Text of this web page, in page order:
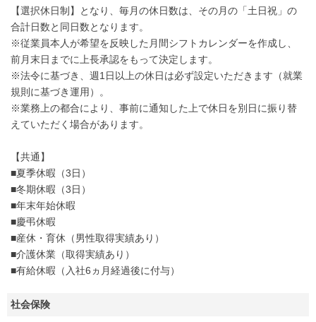
【選択休日制】となり、毎月の休日数は、その月の「土日祝」の
合計日数と同日数となります。
※従業員本人が希望を反映した月間シフトカレンダーを作成し、
前月末日までに上長承認をもって決定します。
※法令に基づき、週1日以上の休日は必ず設定いただきます（就業
規則に基づき運用）。
※業務上の都合により、事前に通知した上で休日を別日に振り替
えていただく場合があります。
【共通】
■夏季休暇（3日）
■冬期休暇（3日）
■年末年始休暇
■慶弔休暇
■産休・育休（男性取得実績あり）
■介護休業（取得実績あり）
■有給休暇（入社6ヵ月経過後に付与）
社会保険